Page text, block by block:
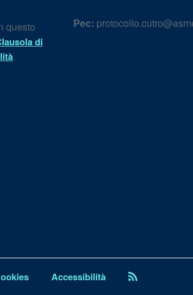
questo
di
.
Pec:
Accessibilità